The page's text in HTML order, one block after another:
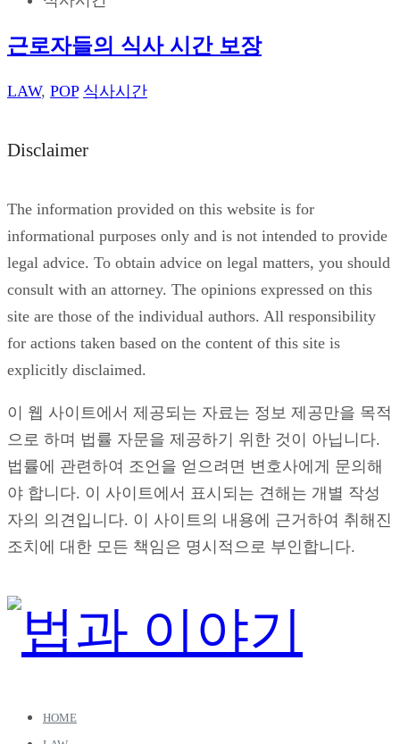
근로자들의 식사 시간 보장
LAW, POP 식사시간
Disclaimer
The information provided on this website is for
informational purposes only and is not intended to provide
legal advice. To obtain advice on legal matters, you should
consult with an attorney. The opinions expressed on this
site are those of the individual authors. All responsibility
for actions taken based on the content of this site is
explicitly disclaimed.
이 웹 사이트에서 제공되는 자료는 정보 제공만을 목적
으로 하며 법률 자문을 제공하기 위한 것이 아닙니다.
법률에 관련하여 조언을 얻으려면 변호사에게 문의해
야 합니다. 이 사이트에서 표시되는 견해는 개별 작성
자의 의견입니다. 이 사이트의 내용에 근거하여 취해진
조치에 대한 모든 책임은 명시적으로 부인합니다.
HOME